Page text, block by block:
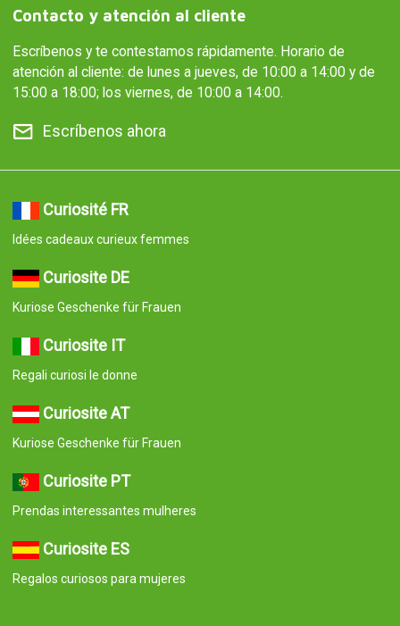
Contacto y atención al cliente
Escríbenos y te contestamos rápidamente. Horario de
atención al cliente: de lunes a jueves, de 10:00 a 14:00 y de
15:00 a 18:00; los viernes, de 10:00 a 14:00.
Escríbenos ahora
Curiosité FR
Idées cadeaux curieux femmes
Curiosite DE
Kuriose Geschenke für Frauen
Curiosite IT
Regali curiosi le donne
Curiosite AT
Kuriose Geschenke für Frauen
Curiosite PT
Prendas interessantes mulheres
Curiosite ES
Regalos curiosos para mujeres